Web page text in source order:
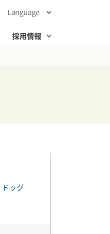
採用情報
Language
ドッグ